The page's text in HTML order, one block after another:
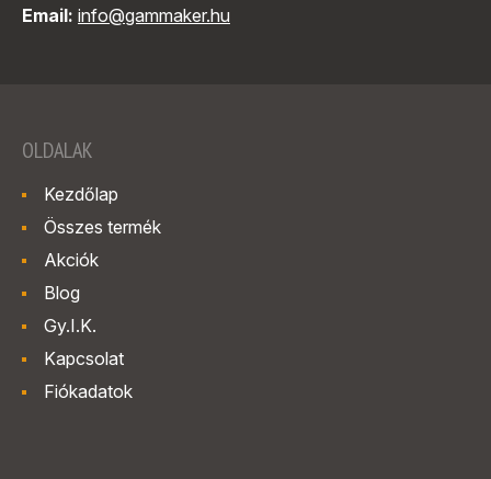
Email: info@gammaker.hu
OLDALAK
Kezdőlap
Összes termék
Akciók
Blog
Gy.I.K.
Kapcsolat
Fiókadatok